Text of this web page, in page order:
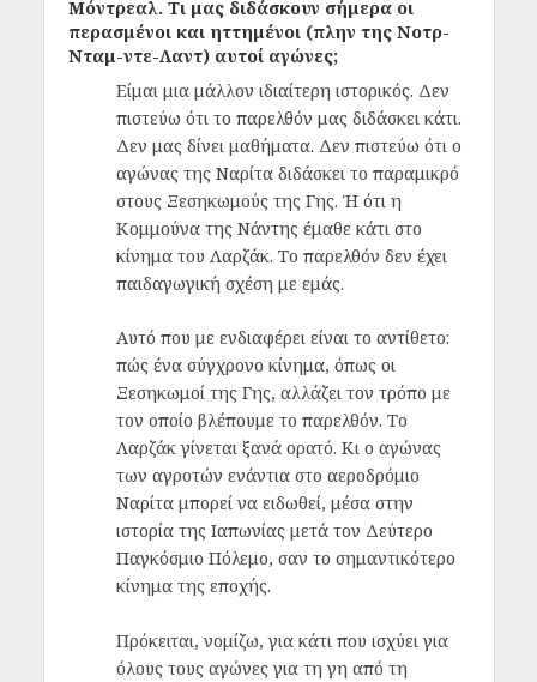
Μόντρεαλ. Τι μας διδάσκουν σήμερα οι
περασμένοι και ηττημένοι (πλην της Νοτρ-
Νταμ-ντε-Λαντ) αυτοί αγώνες;
Είμαι μια μάλλον ιδιαίτερη ιστορικός. Δεν
πιστεύω ότι το παρελθόν μας διδάσκει κάτι.
Δεν μας δίνει μαθήματα. Δεν πιστεύω ότι ο
αγώνας της Ναρίτα διδάσκει το παραμικρό
στους Ξεσηκωμούς της Γης. Ή ότι η
Κομμούνα της Νάντης έμαθε κάτι στο
κίνημα του Λαρζάκ. Το παρελθόν δεν έχει
παιδαγωγική σχέση με εμάς.
Αυτό που με ενδιαφέρει είναι το αντίθετο:
πώς ένα σύγχρονο κίνημα, όπως οι
Ξεσηκωμοί της Γης, αλλάζει τον τρόπο με
τον οποίο βλέπουμε το παρελθόν. Το
Λαρζάκ γίνεται ξανά ορατό. Κι ο αγώνας
των αγροτών ενάντια στο αεροδρόμιο
Ναρίτα μπορεί να ειδωθεί, μέσα στην
ιστορία της Ιαπωνίας μετά τον Δεύτερο
Παγκόσμιο Πόλεμο, σαν το σημαντικότερο
κίνημα της εποχής.
Πρόκειται, νομίζω, για κάτι που ισχύει για
όλους τους αγώνες για τη γη από τη